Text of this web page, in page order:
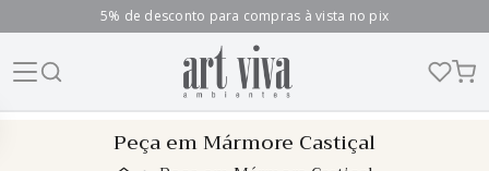
5% de desconto para compras à vista no pix
Peça em Mármore Castiçal